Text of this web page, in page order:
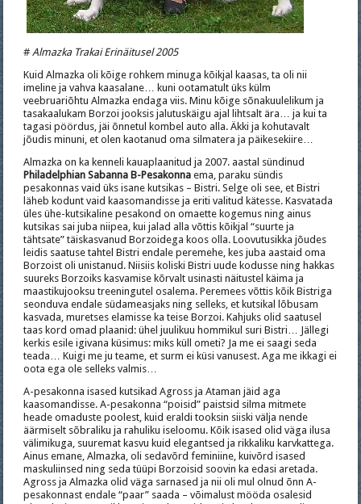
#Almazka Trakai Erinäitusel 2005
Kuid Almazka oli kõige rohkem minuga kõikjal kaasas, ta oli nii
imeline ja vahva kaasalane… kuni ootamatult üks külm
veebruariõhtu Almazka endaga viis. Minu kõige sõnakuulelikum ja
tasakaalukam Borzoi jooksis jalutuskäigu ajal lihtsalt ära… ja kui ta
tagasi pöördus, jäi õnnetul kombel auto alla. Äkki ja kohutavalt
jõudis minuni, et olen kaotanud oma silmatera ja päikesekiire…
Almazka on ka kenneli kauaplaanitud ja 2007. aastal sündinud
Philadelphian Sabanna B-Pesakonna ema, paraku sündis
pesakonnas vaid üks isane kutsikas – Bistri. Selge oli see, et Bistri
läheb kodunt vaid kaasomandisse ja eriti valitud kätesse. Kasvatada
üles ühe-kutsikaline pesakond on omaette kogemus ning ainus
kutsikas sai juba niipea, kui jalad alla võttis kõikjal “suurte ja
tähtsate” täiskasvanud Borzoidega koos olla. Loovutusikka jõudes
leidis saatuse tahtel Bistri endale peremehe, kes juba aastaid oma
Borzoist oli unistanud. Niisiis koliski Bistri uude kodusse ning hakkas
suureks Borzoiks kasvamise kõrvalt usinasti näitustel käima ja
maastikujooksu treeningutel osalema. Peremees võttis kõik Bistriga
seonduva endale südameasjaks ning selleks, et kutsikal lõbusam
kasvada, muretses elamisse ka teise Borzoi. Kahjuks olid saatusel
taas kord omad plaanid: ühel juulikuu hommikul suri Bistri… Jällegi
kerkis esile igivana küsimus: miks küll ometi? Ja me ei saagi seda
teada… Kuigi me ju teame, et surm ei küsi vanusest. Aga me ikkagi ei
oota ega ole selleks valmis…
A-pesakonna isased kutsikad Agross ja Ataman jäid aga
kaasomandisse. A-pesakonna “poisid” paistsid silma mitmete
heade omaduste poolest, kuid eraldi tooksin siiski välja nende
äärmiselt sõbraliku ja rahuliku iseloomu. Kõik isased olid väga ilusa
välimikuga, suuremat kasvu kuid elegantsed ja rikkaliku karvkattega.
Ainus emane, Almazka, oli sedavõrd feminiine, kuivõrd isased
maskuliinsed ning seda tüüpi Borzoisid soovin ka edasi aretada.
Agross ja Almazka olid väga sarnased ja nii oli mul olnud õnn A-
pesakonnast endale “paar” saada – võimalust mööda osalesid